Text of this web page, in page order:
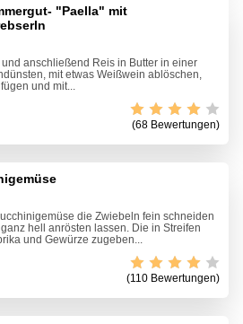
"Paella" mit
anschließend Reis in Butter in einer
mit etwas Weißwein ablöschen,
und mit...
(68 Bewertungen)
die Zwiebeln fein schneiden
hell anrösten lassen. Die in Streifen
und Gewürze zugeben...
(110 Bewertungen)